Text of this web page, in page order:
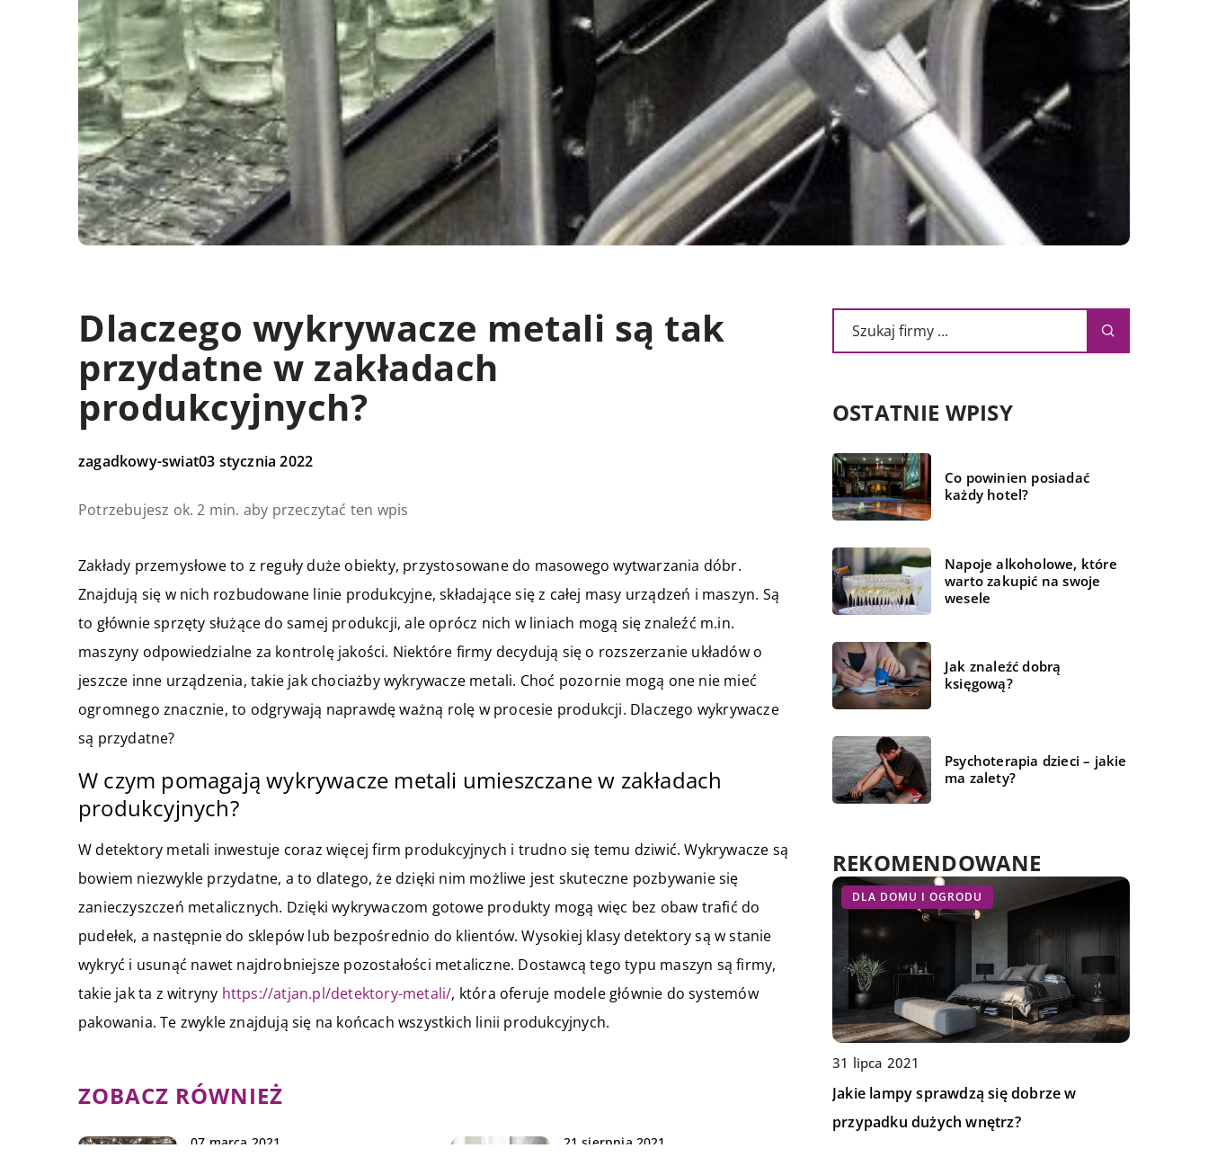
Dlaczego wykrywacze metali są tak
przydatne w zakładach
produkcyjnych?
zagadkowy-swiat03 stycznia 2022
Potrzebujesz ok. 2 min. aby przeczytać ten wpis
Zakłady przemysłowe to z reguły duże obiekty, przystosowane do masowego wytwarzania dóbr.
Znajdują się w nich rozbudowane linie produkcyjne, składające się z całej masy urządzeń i maszyn. Są
to głównie sprzęty służące do samej produkcji, ale oprócz nich w liniach mogą się znaleźć m.in.
maszyny odpowiedzialne za kontrolę jakości. Niektóre firmy decydują się o rozszerzanie układów o
jeszcze inne urządzenia, takie jak chociażby wykrywacze metali. Choć pozornie mogą one nie mieć
ogromnego znacznie, to odgrywają naprawdę ważną rolę w procesie produkcji. Dlaczego wykrywacze
są przydatne?
W czym pomagają wykrywacze metali umieszczane w zakładach
produkcyjnych?
W detektory metali inwestuje coraz więcej firm produkcyjnych i trudno się temu dziwić. Wykrywacze są
bowiem niezwykle przydatne, a to dlatego, że dzięki nim możliwe jest skuteczne pozbywanie się
zanieczyszczeń metalicznych. Dzięki wykrywaczom gotowe produkty mogą więc bez obaw trafić do
pudełek, a następnie do sklepów lub bezpośrednio do klientów. Wysokiej klasy detektory są w stanie
wykryć i usunąć nawet najdrobniejsze pozostałości metaliczne. Dostawcą tego typu maszyn są firmy,
takie jak ta z witryny https://atjan.pl/detektory-metali/, która oferuje modele głównie do systemów
pakowania. Te zwykle znajdują się na końcach wszystkich linii produkcyjnych.
ZOBACZ RÓWNIEŻ
07 marca 2021 21 sierpnia 2021
OSTATNIE WPISY
Co powinien posiadać
każdy hotel?
Napoje alkoholowe, które
warto zakupić na swoje
wesele
Jak znaleźć dobrą
księgową?
Psychoterapia dzieci – jakie
ma zalety?
REKOMENDOWANE
BIZNES I USŁUGI
01 listopada 2019
Jak przewieźć towary za granicę?
DLA DOMU I OGRODU
31 lipca 2021
Jakie lampy sprawdzą się dobrze w
przypadku dużych wnętrz?
BIZNES I USŁUGI
12 maja 2021
Najczęstsze awarie wózków widłowych –